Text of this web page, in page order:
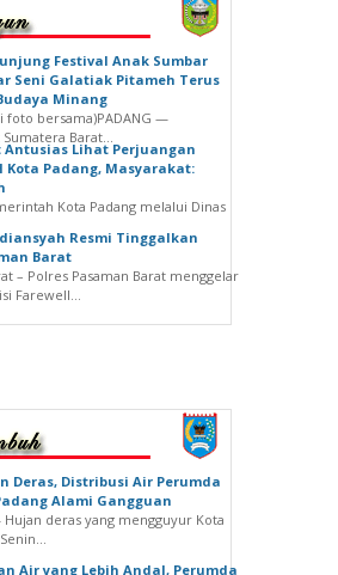
Festival Anak Sumbar
Seni Galatiak Pitameh Terus
Minang
foto bersama)‎‎PADANG —
Barat...
Antusias Lihat Perjuangan
Kota Padang, Masyarakat:
Kota Padang melalui Dinas
Resmi Tinggalkan
Barat
– Polres Pasaman Barat menggelar
Farewell...
Deras, Distribusi Air Perumda
Alami Gangguan
deras yang mengguyur Kota
Air yang Lebih Andal, Perumda